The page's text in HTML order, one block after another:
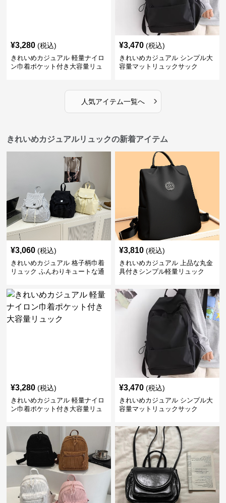
¥3,280 (税込)
きれいめカジュアル 軽量ナイロ
ン巾着ポケット付き大容量リュ
¥3,470 (税込)
きれいめカジュアル シンプル大
容量マットリュックサック
人気アイテム一覧へ ›
きれいめカジュアルリュックの新着アイテム
¥3,060 (税込)
きれいめカジュアル 格子柄巾着
リュック ふんわりキュートな通
¥3,810 (税込)
きれいめカジュアル 上品な丸金
具付きシンプル軽量リュック
¥3,280 (税込)
きれいめカジュアル 軽量ナイロ
ン巾着ポケット付き大容量リュ
¥3,470 (税込)
きれいめカジュアル シンプル大
容量マットリュックサック